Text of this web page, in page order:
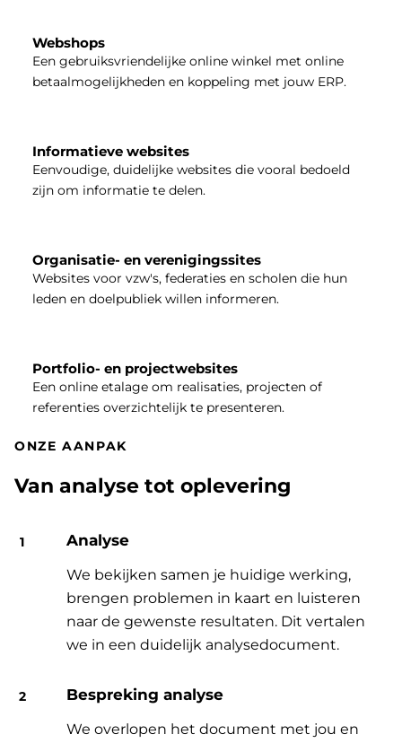
Webshops
Een gebruiksvriendelijke online winkel met online
betaalmogelijkheden en koppeling met jouw ERP.
Informatieve websites
Eenvoudige, duidelijke websites die vooral bedoeld
zijn om informatie te delen.
Organisatie- en verenigingssites
Websites voor vzw's, federaties en scholen die hun
leden en doelpubliek willen informeren.
Portfolio- en projectwebsites
Een online etalage om realisaties, projecten of
referenties overzichtelijk te presenteren.
ONZE AANPAK
Van analyse tot oplevering
Analyse
We bekijken samen je huidige werking,
brengen problemen in kaart en luisteren
naar de gewenste resultaten. Dit vertalen
we in een duidelijk analysedocument.
Bespreking analyse
We overlopen het document met jou en